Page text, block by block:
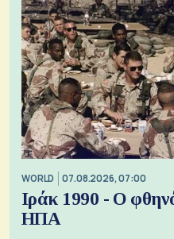
WORLD 07.08.2026, 07:00
Ιράκ 1990 - Ο
ΗΠΑ